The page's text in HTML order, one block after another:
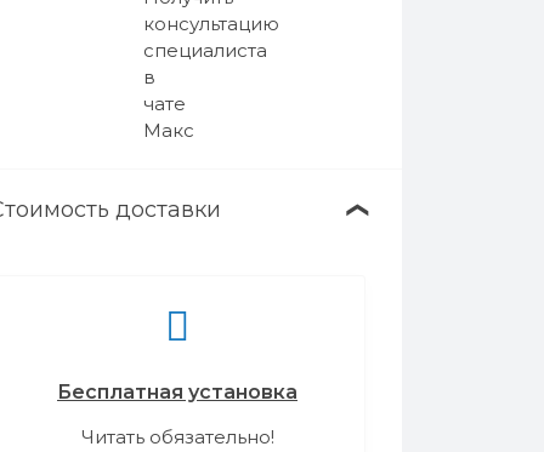
доставки ❯
Бесплатная установка
Читать обязательно!